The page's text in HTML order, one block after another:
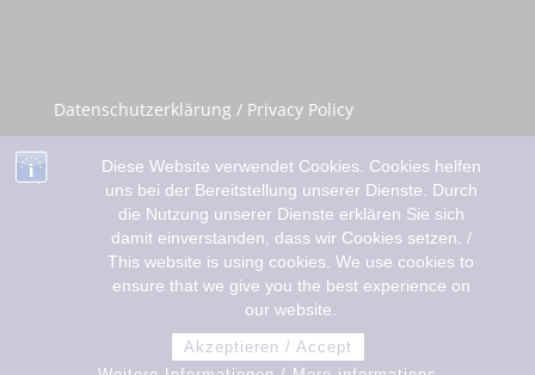
Diese Website verwendet Cookies. Cookies helfen
uns bei der Bereitstellung unserer Dienste. Durch
die Nutzung unserer Dienste erklären Sie sich
damit einverstanden, dass wir Cookies setzen. /
This website is using cookies. We use cookies to
ensure that we give you the best experience on
our website.
Akzeptieren / Accept
Datenschutzerklärung / Privacy Policy
Designed byElegant Themes| Powered by
WordPress